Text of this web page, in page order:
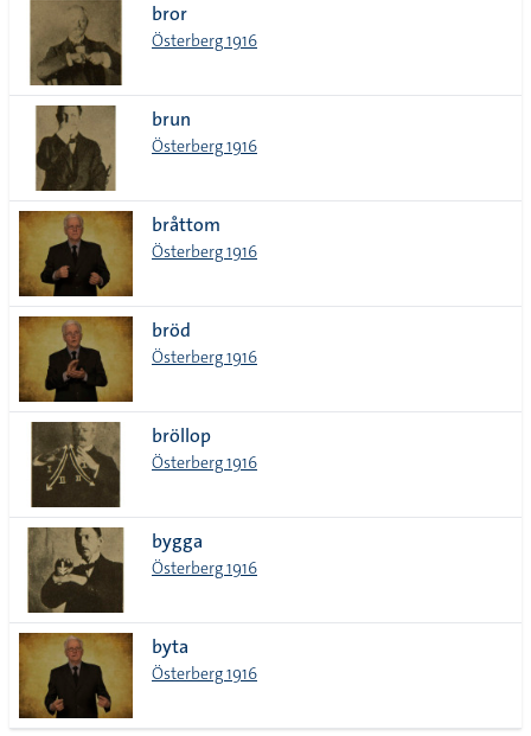
bror
Österberg 1916
brun
Österberg 1916
bråttom
Österberg 1916
bröd
Österberg 1916
bröllop
Österberg 1916
bygga
Österberg 1916
byta
Österberg 1916